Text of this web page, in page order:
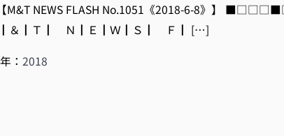
【M&T NEWS FLASH No.1051《2018-6-8
＆┃Ｔ┃ Ｎ┃Ｅ┃Ｗ┃Ｓ┃ Ｆ┃ […]
年：2018